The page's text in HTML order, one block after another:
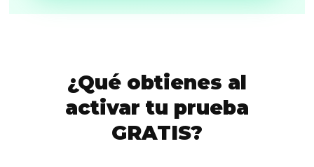
¿Qué obtienes al
activar tu prueba
GRATIS?